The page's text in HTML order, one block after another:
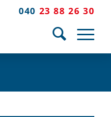
040 23 88 26 30